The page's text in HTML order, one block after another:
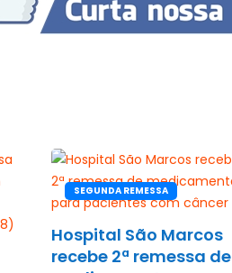
SEGUNDA REMESSA
Hospital São Marcos
recebe 2ª remessa de